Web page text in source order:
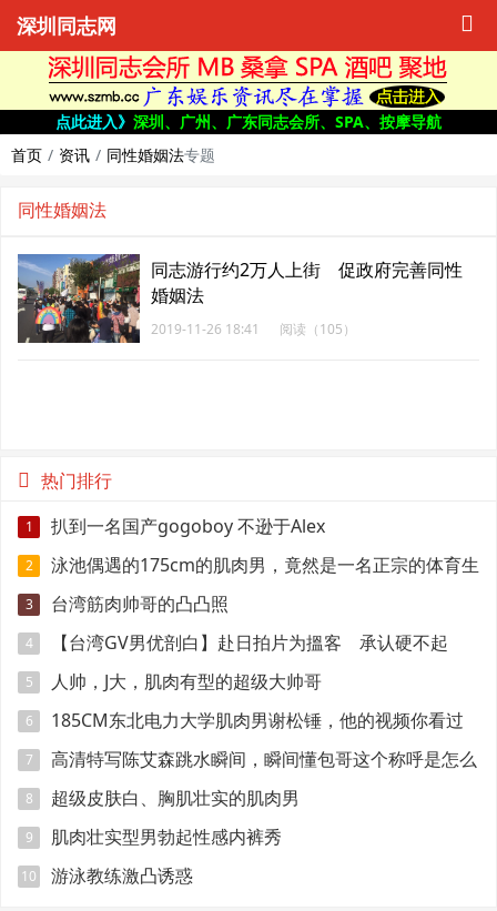
深圳同志网
点此进入》 深圳、广州、广东同志会所、SPA、按摩导航
首页
资讯 同性婚姻法专题
同性婚姻法
同志游行约2万人上街 促政府完善同性
婚姻法
2019-11-26 18:41 阅读（105）
热门排行
1 扒到一名国产gogoboy 不逊于Alex
2 泳池偶遇的175cm的肌肉男，竟然是一名正宗的体育生
3 台湾筋肉帅哥的凸凸照
4
【台湾GV男优剖白】赴日拍片为搵客 承认硬不起
来：但我还有性欲
5 人帅，J大，肌肉有型的超级大帅哥
6
185CM东北电力大学肌肉男谢松锤，他的视频你看过
吗
7
高清特写陈艾森跳水瞬间，瞬间懂包哥这个称呼是怎么
来的
8 超级皮肤白、胸肌壮实的肌肉男
9 肌肉壮实型男勃起性感内裤秀
10 游泳教练激凸诱惑